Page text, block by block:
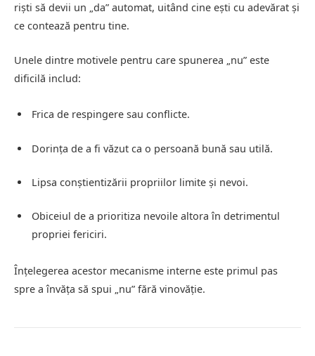
riști să devii un „da” automat, uitând cine ești cu adevărat și
ce contează pentru tine.
Unele dintre motivele pentru care spunerea „nu” este
dificilă includ:
Frica de respingere sau conflicte.
Dorința de a fi văzut ca o persoană bună sau utilă.
Lipsa conștientizării propriilor limite și nevoi.
Obiceiul de a prioritiza nevoile altora în detrimentul
propriei fericiri.
Înțelegerea acestor mecanisme interne este primul pas
spre a învăța să spui „nu” fără vinovăție.